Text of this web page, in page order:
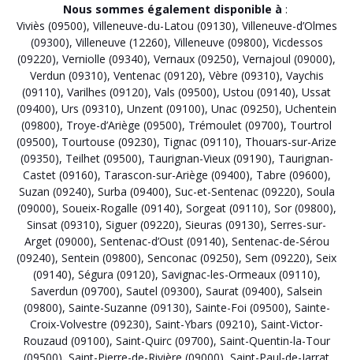
Nous sommes également disponible à :
Viviès (09500), Villeneuve-du-Latou (09130), Villeneuve-d’Olmes
(09300), Villeneuve (12260), Villeneuve (09800), Vicdessos
(09220), Verniolle (09340), Vernaux (09250), Vernajoul (09000),
Verdun (09310), Ventenac (09120), Vèbre (09310), Vaychis
(09110), Varilhes (09120), Vals (09500), Ustou (09140), Ussat
(09400), Urs (09310), Unzent (09100), Unac (09250), Uchentein
(09800), Troye-d’Ariège (09500), Trémoulet (09700), Tourtrol
(09500), Tourtouse (09230), Tignac (09110), Thouars-sur-Arize
(09350), Teilhet (09500), Taurignan-Vieux (09190), Taurignan-
Castet (09160), Tarascon-sur-Ariège (09400), Tabre (09600),
Suzan (09240), Surba (09400), Suc-et-Sentenac (09220), Soula
(09000), Soueix-Rogalle (09140), Sorgeat (09110), Sor (09800),
Sinsat (09310), Siguer (09220), Sieuras (09130), Serres-sur-
Arget (09000), Sentenac-d’Oust (09140), Sentenac-de-Sérou
(09240), Sentein (09800), Senconac (09250), Sem (09220), Seix
(09140), Ségura (09120), Savignac-les-Ormeaux (09110),
Saverdun (09700), Sautel (09300), Saurat (09400), Salsein
(09800), Sainte-Suzanne (09130), Sainte-Foi (09500), Sainte-
Croix-Volvestre (09230), Saint-Ybars (09210), Saint-Victor-
Rouzaud (09100), Saint-Quirc (09700), Saint-Quentin-la-Tour
(09500), Saint-Pierre-de-Rivière (09000), Saint-Paul-de-Jarrat